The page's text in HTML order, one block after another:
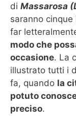
di Massarosa
saranno
far
modo che
occasione. La
illustrato tutti i
fa, quando la
potuto
preciso.